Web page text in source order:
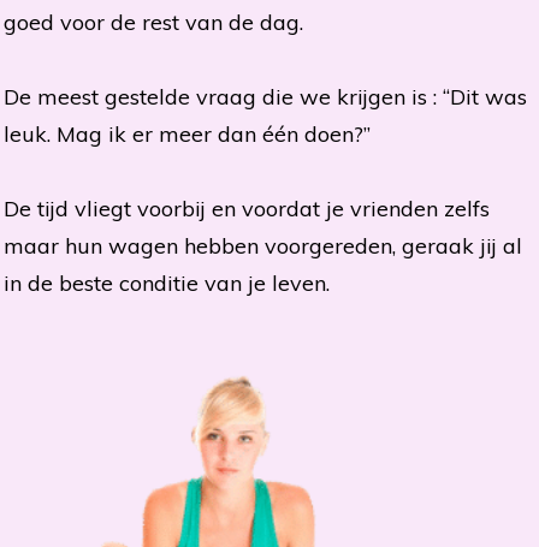
goed voor de rest van de dag.
De meest gestelde vraag die we krijgen is : “Dit was
leuk. Mag ik er meer dan één doen?”
De tijd vliegt voorbij en voordat je vrienden zelfs
maar hun wagen hebben voorgereden, geraak jij al
in de beste conditie van je leven.